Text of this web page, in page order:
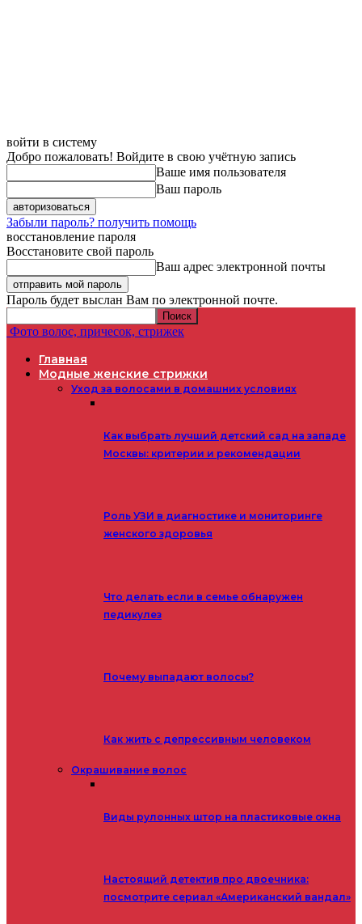
войти в систему
Добро пожаловать! Войдите в свою учётную запись
Ваше имя пользователя
Ваш пароль
Забыли пароль? получить помощь
восстановление пароля
Восстановите свой пароль
Ваш адрес электронной почты
Пароль будет выслан Вам по электронной почте.
Фото волос, причесок, стрижек
Главная
Модные женские стрижки
Уход за волосами в домашних условиях
Как выбрать лучший детский сад на западе
Москвы: критерии и рекомендации
Роль УЗИ в диагностике и мониторинге
женского здоровья
Что делать если в семье обнаружен
педикулез
Почему выпадают волосы?
Как жить с депрессивным человеком
Окрашивание волос
Виды рулонных штор на пластиковые окна
Настоящий детектив про двоечника:
посмотрите сериал «Американский вандал»